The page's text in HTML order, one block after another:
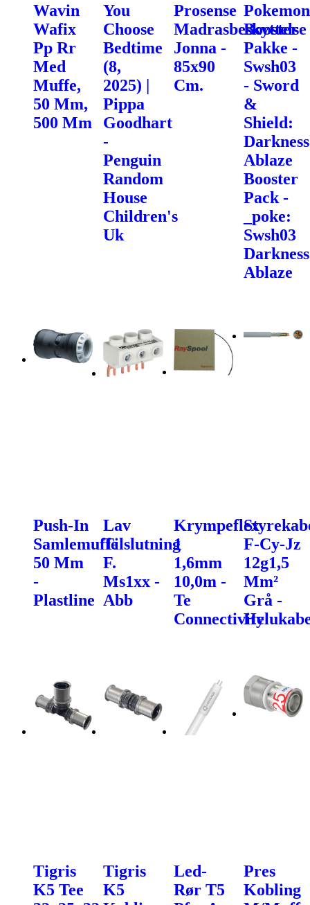
Wavin
Wafix
Pp Rr
Med
Muffe,
50 Mm,
500 Mm
You
Choose
Bedtime
(8,
2025) |
Pippa
Goodhart
-
Penguin
Random
House
Children's
Uk
Prosense
Madrasbeskyttelse
Jonna -
85x90
Cm.
Pokemon
Booster
Pakke -
Swsh03
- Sword
&
Shield:
Darkness
Ablaze
Booster
Pack -
_poke:
Swsh03
Darkness
Ablaze
Push-In
Samlemuffe
50 Mm
-
Plastline
Lav
Tilslutning
F.
Ms1xx -
Abb
Krympeflex
1
1,6mm
10,0m -
Te
Connectivity
F-Cy-Jz
12g1,5
Mm²
Grå -
Tigris
K5 Tee
Tigris
K5
Led-
Rør T5
Pres
Kobling